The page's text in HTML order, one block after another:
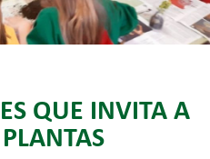
QUE INVITA A